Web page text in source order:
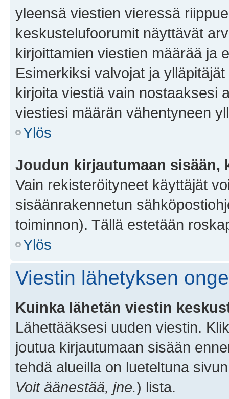
yleensä viestien vieressä
keskustelufoorumit näyttävät
kirjoittamien viestien määrää ja
Esimerkiksi valvojat ja
kirjoita viestiä vain nostaaksesi
viestiesi määrän vähentyneen
Ylös
Joudun kirjautumaan sisään,
Vain rekisteröityneet käyttäjät
sisäänrakennetun
toiminnon). Tällä estetään
Ylös
Viestin lähetyksen
Kuinka lähetän viestin
Lähettääksesi uuden viestin.
joutua kirjautumaan sisään
tehdä alueilla on lueteltuna
Voit äänestää, jne.) lista.